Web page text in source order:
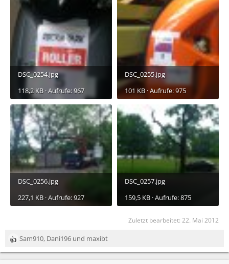
DSC_0254.jpg
118,2 KB · Aufrufe: 967
DSC_0255.jpg
101 KB · Aufrufe: 975
DSC_0256.jpg
227,1 KB · Aufrufe: 927
DSC_0257.jpg
159,5 KB · Aufrufe: 875
Zuletzt bearbeitet: 22. Mai 2012
R
e
Sam910, Dani196 und maxibt